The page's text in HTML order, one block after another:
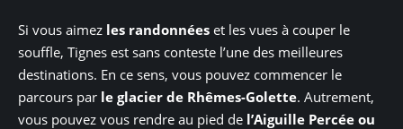
Si vous aimez les randonnées et les vues à couper le
souffle, Tignes est sans conteste l’une des meilleures
destinations. En ce sens, vous pouvez commencer le
parcours par le glacier de Rhêmes-Golette. Autrement,
vous pouvez vous rendre au pied de l’Aiguille Percée ou